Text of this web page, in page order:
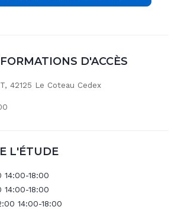
D'ACCÈS
42125 Le Coteau Cedex
L'ÉTUDE
14:00-18:00
14:00-18:00
14:00-18:00